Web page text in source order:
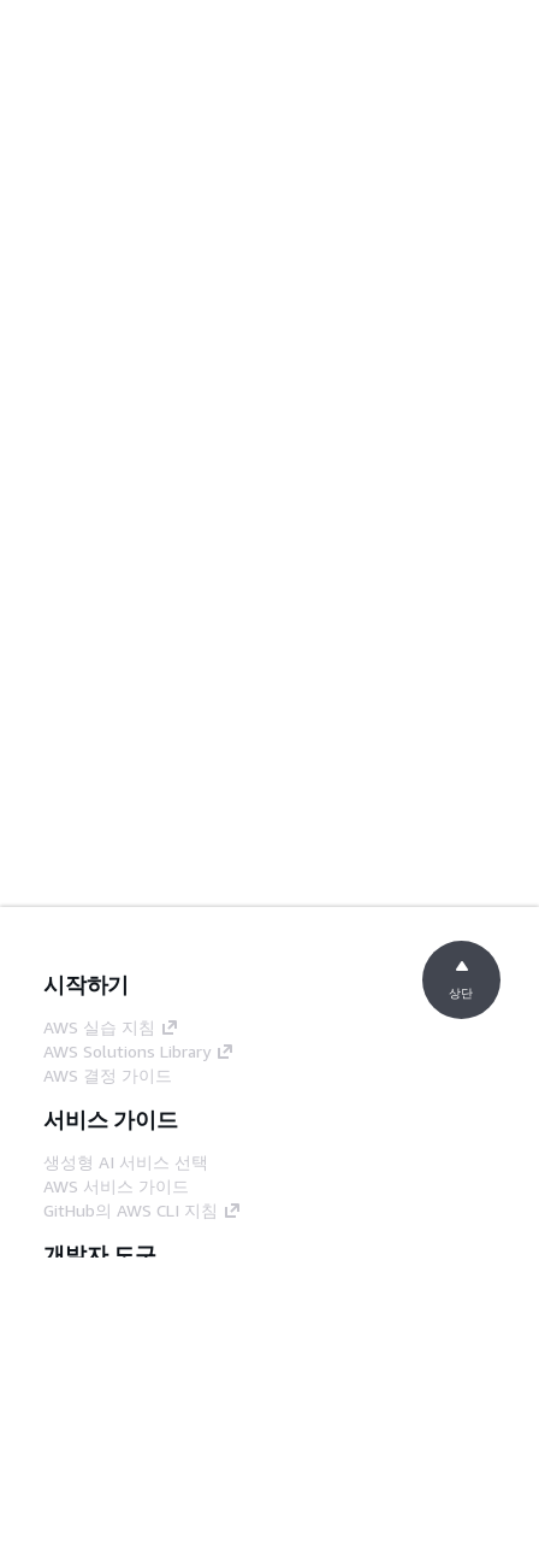
시작하기
AWS 실습 지침
AWS Solutions Library
AWS 결정 가이드
서비스 가이드
생성형 AI 서비스 선택
AWS 서비스 가이드
GitHub의 AWS CLI 지침
개발자 도구
상단